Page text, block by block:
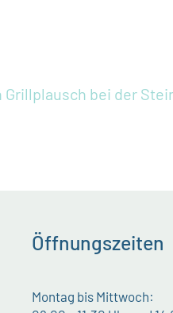
bei der
Öffnungszeiten
Montag bis Mittwoch: